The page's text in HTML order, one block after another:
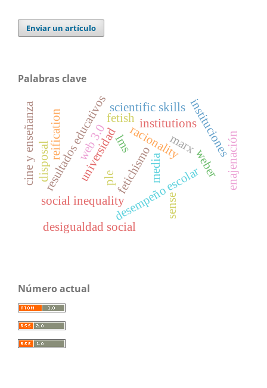
Enviar un artículo
Palabras clave
universidadfetichismo
resultados educativos
desempeño escolar
social inequality
desigualdad social
racionality
weber
institutionsinstituciones
fetish
disposal
reification enajenación
marx
media
cine y enseñanza scientific skills
ple
lms
web 3.0
sense
Número actual